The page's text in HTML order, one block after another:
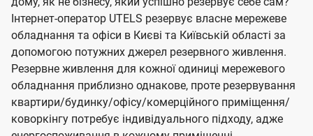
Інтернет-оператор UTELS резервує власне мережеве
обладнання та офіси в Києві та Київській області за
допомогою потужних джерел резервного живлення.
Резервне живлення для кожної одиниці мережевого
обладнання приблизно однакове, проте резервування
квартири/будинку/офісу/комерційного приміщення/
коворкінгу потребує індивідуального підходу, адже